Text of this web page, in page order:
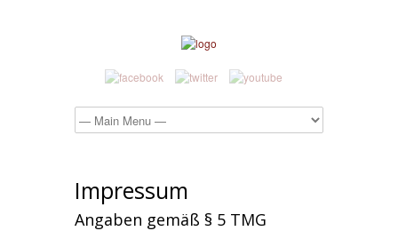
Impressum
Angaben gemäß § 5 TMG